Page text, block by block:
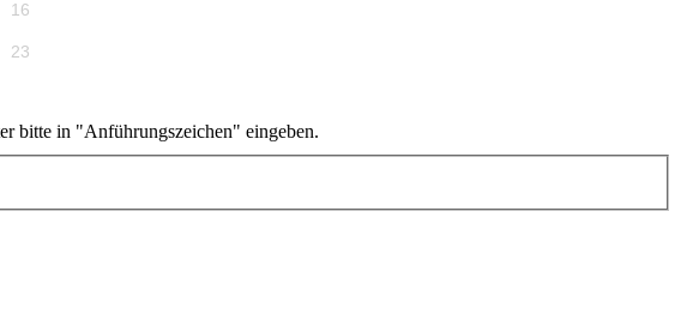
16
23
bitte in "Anführungszeichen" eingeben.